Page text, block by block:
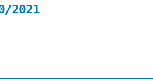
2021